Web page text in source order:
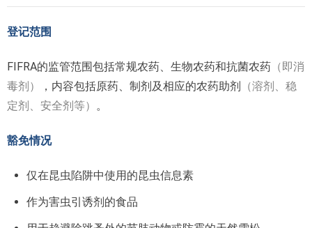
登记范围
FIFRA的监管范围包括常规农药、生物农药和抗菌农药 （即消
毒剂）
，内容包括原药、制剂及相应的农药助剂 （溶剂、稳
定剂、安全剂等） 。
豁免情况
仅在昆虫陷阱中使用的昆虫信息素
作为害虫引诱剂的食品